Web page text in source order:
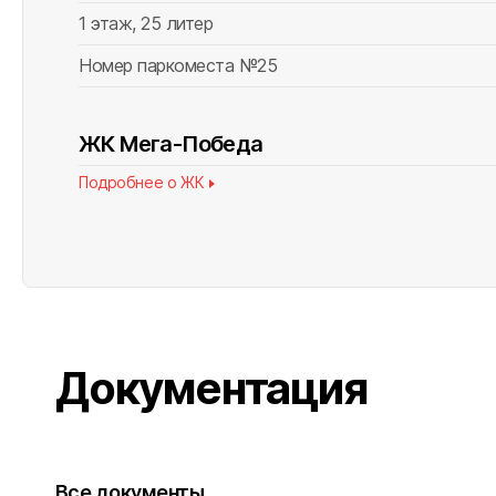
ВСЕГО НАЙДЕНО
1 этаж, 25 литер
Номер паркоместа №25
ЖК Мега-Победа
Подробнее о ЖК
Документация